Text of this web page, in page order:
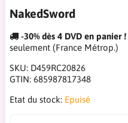
NakedSword
-30% dès 4 DVD en panier !
seulement (France Métrop.)
SKU: D459RC20826
GTIN: 685987817348
Etat du stock: Epuisé